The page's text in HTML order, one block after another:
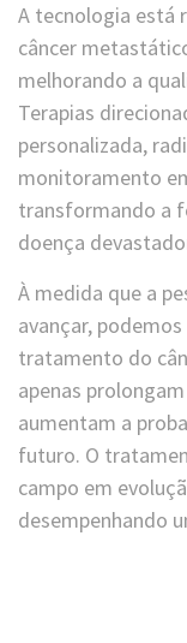
A tecnologia está
câncer
melhorando a
Terapias
personalizada,
monitoramento
transformando a
doença
À medida que a
avançar,
tratamento do
apenas
aumentam a
futuro. O
campo em
desempenhando